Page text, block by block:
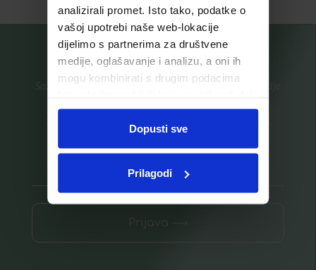
analizirali promet. Isto tako, podatke o
vašoj upotrebi naše web-lokacije
dijelimo s partnerima za društvene
medije, oglašavanje i analizu, a oni ih
mogu kombinirati s drugim podacima
ste upotrebljavali njihove usluge.
Dopusti sve
Prilagodi
Saznajte prvi za nove proizvode i ekskluzivne promocije
Prijavite se na listu za novosti
Prijava ⟶